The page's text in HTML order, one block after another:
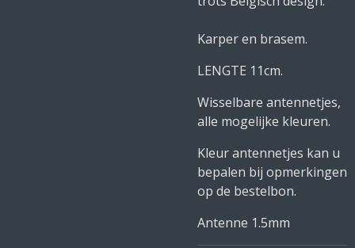
Karper en brasem.
LENGTE 11cm.
Wisselbare antennetjes,
alle mogelijke kleuren.
Kleur antennetjes kan u
bepalen bij opmerkingen
op de bestelbon.
Antenne 1.5mm